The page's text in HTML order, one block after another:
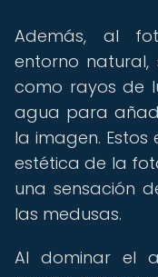
Además, al
entorno natural,
como rayos de
agua para
la imagen.
estética de la
una sensación
las medusas.
Al dominar el